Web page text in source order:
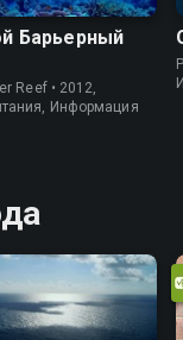
Барьерный
Reef • 2012,
Информация